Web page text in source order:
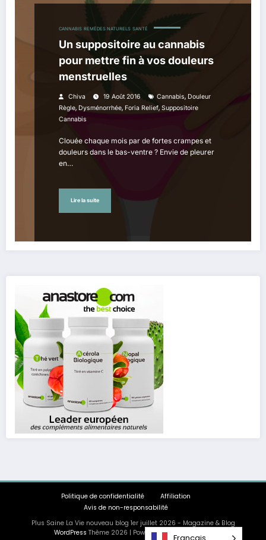
CANNABIS REMÈDES NATURELS SANTÉ
Un suppositoire au cannabis
pour mettre fin à vos douleurs
menstruelles
Chiva 19 Août 2016 Cannabis, Douleur
Règle, Dysménorrhée, Foria Relief, Suppositoire
Cannabis
Clouée chaque mois par de fortes crampes et
douleurs dans le bas-ventre ? Envie de pleurer
en…
Lire la suite
Politique de confidentialité
Affiliation
Avis de non-responsabilité
Plus Saine La Vie nouveau blog 1er juillet 2026 - Magazine & Blog
WordPress Thème 2026 | Powered By